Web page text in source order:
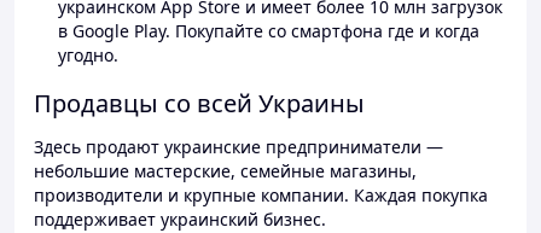
украинском App Store и имеет более 10 млн загрузок
в Google Play. Покупайте со смартфона где и когда
угодно.
Продавцы со всей Украины
Здесь продают украинские предприниматели —
небольшие мастерские, семейные магазины,
производители и крупные компании. Каждая покупка
поддерживает украинский бизнес.